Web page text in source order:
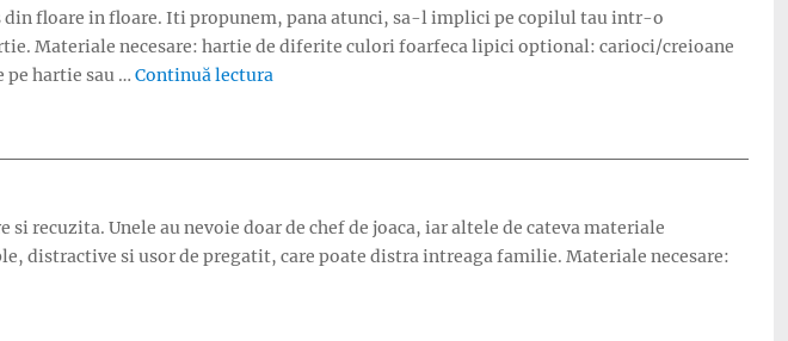
floare in floare. Iti propunem, pana atunci, sa-l implici pe copilul tau intr-o
Materiale necesare: hartie de diferite culori foarfeca lipici optional: carioci/creioane
hartie sau … Continuă lectura
recuzita. Unele au nevoie doar de chef de joaca, iar altele de cateva materiale
distractive si usor de pregatit, care poate distra intreaga familie. Materiale necesare: